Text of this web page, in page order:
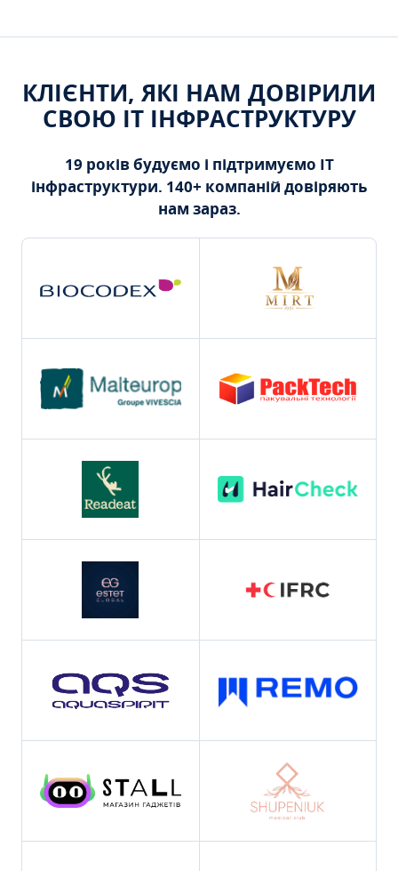
КЛІЄНТИ, ЯКІ НАМ ДОВІРИЛИ
СВОЮ ІТ ІНФРАСТРУКТУРУ
19 років будуємо і підтримуємо ІТ
інфраструктури. 140+ компаній довіряють
нам зараз.